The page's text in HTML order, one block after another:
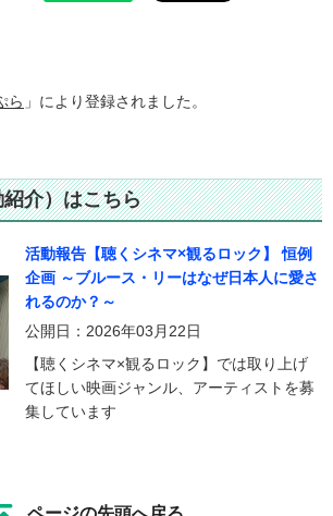
ら 」により登録されました。
介）はこちら
活動報告【聴くシネマ×観るロック】 恒例
企画 ～ブルース・リーはなぜ日本人に愛さ
れるのか？～
公開日：2026年03月22日
【聴くシネマ×観るロック】では取り上げ
てほしい映画ジャンル、アーティストを募
集しています